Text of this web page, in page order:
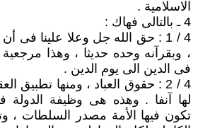
الاسلامية .
4 ـ بالتالى فهاك :
4 / 1 : حق الله جل وعلا علينا فى
، وبقرآنه وحده حديثا ، وهذا
فى الدين الى يوم الدين .
4 / 2 : حقوق العباد ، ومنها تطبيق
لها آنفا . وهذه هى وظيفة الدولة
تكون فيها الأمة مصدر السلطات ،